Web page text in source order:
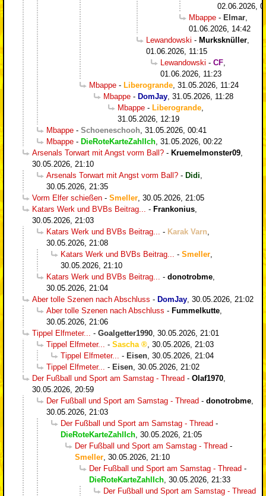
02.06.2026,
Mbappe - Elmar
01.06.2026, 14:42
Lewandowski - Murksknüller
01.06.2026, 11:15
Lewandowski - CF
01.06.2026, 11:23
Mbappe - Liberogrande 31.05.2026, 11:24
Mbappe - DomJay 31.05.2026, 11:28
Mbappe - Liberogrande
31.05.2026, 12:19
Mbappe - Schoeneschooh 31.05.2026, 00:41
Mbappe - DieRoteKarteZahlIch 31.05.2026, 00:22
Arsenals Torwart mit Angst vorm Ball? - Kruemelmonster09
30.05.2026, 21:10
Arsenals Torwart mit Angst vorm Ball? - Didi
30.05.2026, 21:35
Vorm Elfer schießen - Smeller 30.05.2026, 21:05
Katars Werk und BVBs Beitrag...
- Frankonius
30.05.2026, 21:03
Katars Werk und BVBs Beitrag...
- Karak Varn
30.05.2026, 21:08
Katars Werk und BVBs Beitrag...
- Smeller
30.05.2026, 21:10
Katars Werk und BVBs Beitrag...
- donotrobme
30.05.2026, 21:04
Aber tolle Szenen nach Abschluss - DomJay 30.05.2026, 21:02
Aber tolle Szenen nach Abschluss - Fummelkutte
30.05.2026, 21:06
Tippel Elfmeter...
- Goalgetter1990 30.05.2026, 21:01
Tippel Elfmeter...
- Sascha
30.05.2026, 21:03
Tippel Elfmeter...
- Eisen 30.05.2026, 21:04
Tippel Elfmeter...
- Eisen 30.05.2026, 21:02
Der Fußball und Sport am Samstag - Thread - Olaf1970
30.05.2026, 20:59
Der Fußball und Sport am Samstag - Thread - donotrobme
30.05.2026, 21:03
Der Fußball und Sport am Samstag - Thread -
DieRoteKarteZahlIch 30.05.2026, 21:05
Der Fußball und Sport am Samstag - Thread -
Smeller 30.05.2026, 21:10
Der Fußball und Sport am Samstag - Thread -
DieRoteKarteZahlIch 30.05.2026, 21:33
Der Fußball und Sport am Samstag - Thread